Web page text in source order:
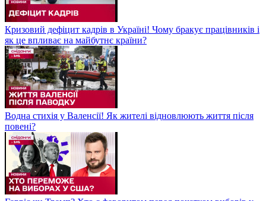
Кризовий дефіцит кадрів в Україні! Чому бракує працівників і
як це впливає на майбутнє країни?
Водна стихія у Валенсії! Як жителі відновлюють життя після
повені?